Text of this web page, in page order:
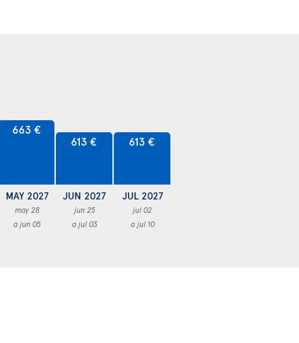
663 €
MAY 2027
may 28
a jun 05
613 €
JUN 2027
jun 25
a jul 03
613 €
JUL 2027
jul 02
a jul 10